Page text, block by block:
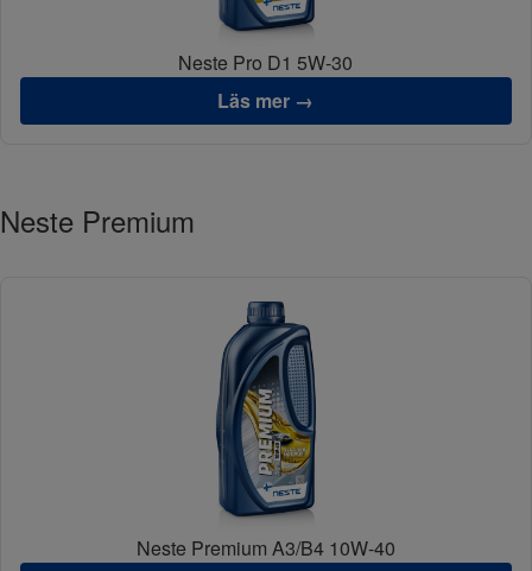
Neste Pro D1 5W-30
Läs mer →
Neste Premium
Neste Premium A3/B4 10W-40